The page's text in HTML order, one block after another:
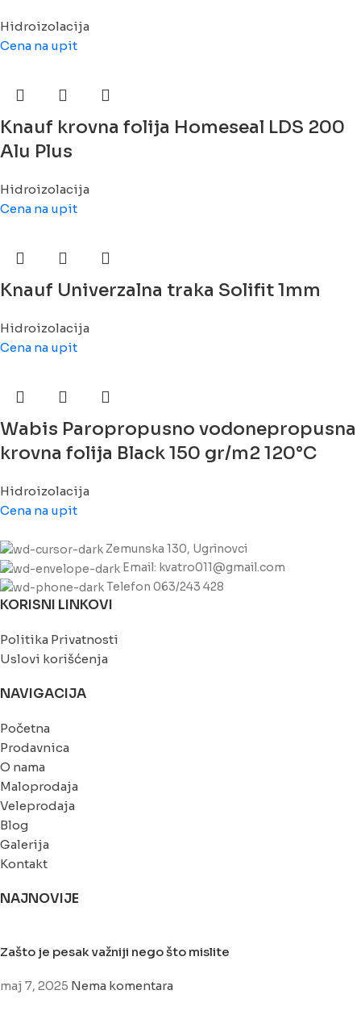
Hidroizolacija
Cena na upit
Knauf krovna folija Homeseal LDS 200
Alu Plus
Hidroizolacija
Cena na upit
Knauf Univerzalna traka Solifit 1mm
Hidroizolacija
Cena na upit
Wabis Paropropusno vodonepropusna
krovna folija Black 150 gr/m2 120°C
Hidroizolacija
Cena na upit
Zemunska 130, Ugrinovci
Email: kvatro011@gmail.com
Telefon 063/243 428
KORISNI LINKOVI
Politika Privatnosti
Uslovi korišćenja
NAVIGACIJA
Početna
Prodavnica
O nama
Maloprodaja
Veleprodaja
Blog
Galerija
Kontakt
NAJNOVIJE
Zašto je pesak važniji nego što mislite
maj 7, 2025 Nema komentara